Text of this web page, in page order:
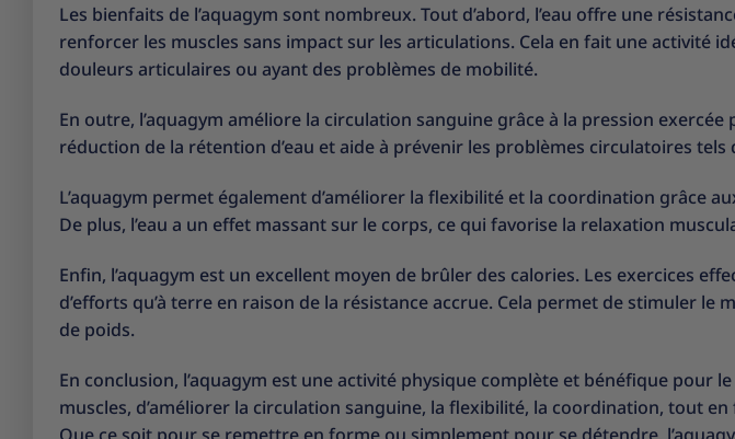
Les bienfaits de l’aquagym sont nombreux. Tout d’abord, l’eau offre une
renforcer les muscles sans impact sur les articulations. Cela en fait une activité
douleurs articulaires ou ayant des problèmes de mobilité.
En outre, l’aquagym améliore la circulation sanguine grâce à la pression exercée
réduction de la rétention d’eau et aide à prévenir les problèmes circulatoires tels
L’aquagym permet également d’améliorer la flexibilité et la coordination grâce
De plus, l’eau a un effet massant sur le corps, ce qui favorise la relaxation
Enfin, l’aquagym est un excellent moyen de brûler des calories. Les exercices
d’efforts qu’à terre en raison de la résistance accrue. Cela permet de stimuler le
de poids.
En conclusion, l’aquagym est une activité physique complète et bénéfique pour
muscles, d’améliorer la circulation sanguine, la flexibilité, la coordination, tout
Que ce soit pour se remettre en forme ou simplement pour se détendre,